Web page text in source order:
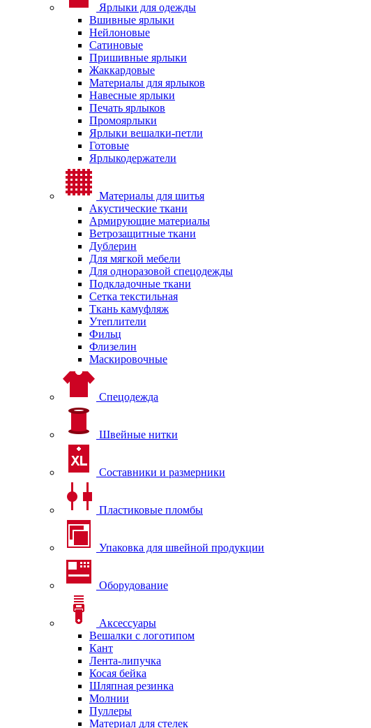
Ярлыки для одежды
Вшивные ярлыки
Нейлоновые
Сатиновые
Пришивные ярлыки
Жаккардовые
Материалы для ярлыков
Навесные ярлыки
Печать ярлыков
Промоярлыки
Ярлыки вешалки-петли
Готовые
Ярлыкодержатели
Материалы для шитья
Акустические ткани
Армирующие материалы
Ветрозащитные ткани
Дублерин
Для мягкой мебели
Для одноразовой спецодежды
Подкладочные ткани
Сетка текстильная
Ткань камуфляж
Утеплители
Фильц
Флизелин
Маскировочные
Спецодежда
Швейные нитки
Составники и размерники
Пластиковые пломбы
Упаковка для швейной продукции
Оборудование
Аксессуары
Вешалки с логотипом
Кант
Лента-липучка
Косая бейка
Шляпная резинка
Молнии
Пуллеры
Материал для стелек